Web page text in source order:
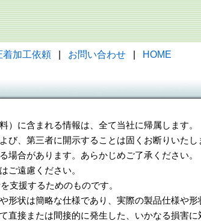
着加工依頼 お問い合わせ HOME
）に含まれる情報は、全て当社に帰属します。
び、第三者に開示することは固くお断りいたし
場合があります。あらかじめご了承ください。
ご遠慮ください。
支援するためのものです。
状は簡略な仕様であり、実際の製品仕様や形
接または間接的に発生した、いかなる損害に